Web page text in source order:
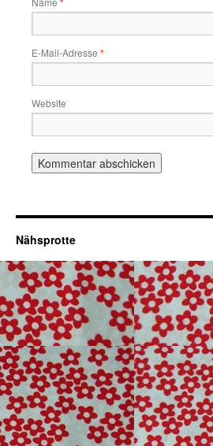
E-Mail-Adresse *
Website
Nähsprotte